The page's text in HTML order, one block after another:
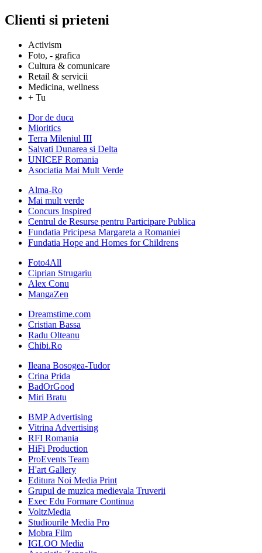
Clienti si prieteni
Activism
Foto, - grafica
Cultura & comunicare
Retail & servicii
Medicina, wellness
+ Tu
Dor de duca
Mioritics
Terra Mileniul III
Salvati Dunarea si Delta
UNICEF Romania
Asociatia Mai Mult Verde
Alma-Ro
Mai mult verde
Concurs Inspired
Centrul de Resurse pentru Participare Publica
Fundatia Pricipesa Margareta a Romaniei
Fundatia Hope and Homes for Childrens
Foto4All
Ciprian Strugariu
Alex Conu
MangaZen
Dreamstime.com
Cristian Bassa
Radu Olteanu
Chibi.Ro
Ileana Bosogea-Tudor
Crina Prida
BadOrGood
Miri Bratu
BMP Advertising
Vitrina Advertising
RFI Romania
HiFi Production
ProEvents Team
H'art Gallery
Editura Noi Media Print
Grupul de muzica medievala Truverii
Exec Edu Formare Continua
VoltzMedia
Studiourile Media Pro
Mobra Film
IGLOO Media